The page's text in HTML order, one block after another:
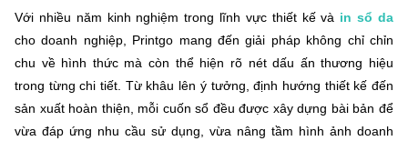
Với nhiều năm kinh nghiệm trong lĩnh vực thiết kế và in sổ da
cho doanh nghiệp, Printgo mang đến giải pháp không chỉ chỉn
chu về hình thức mà còn thể hiện rõ nét dấu ấn thương hiệu
trong từng chi tiết. Từ khâu lên ý tưởng, định hướng thiết kế đến
sản xuất hoàn thiện, mỗi cuốn sổ đều được xây dựng bài bản để
vừa đáp ứng nhu cầu sử dụng, vừa nâng tầm hình ảnh doanh